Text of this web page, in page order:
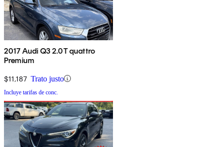
2017 Audi Q3 2.0T quattro
Premium
$11,187 Trato justo
Incluye tarifas de conc.